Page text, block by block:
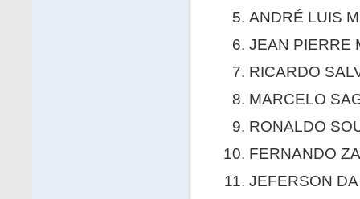
ANDRÉ LUIS
JEAN PIERRE
RICARDO
MARCELO
RONALDO
FERNANDO
JEFERSON